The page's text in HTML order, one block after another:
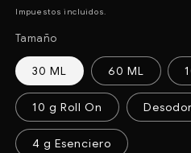
habitual
Impuestos incluidos.
Tamaño
30 ML 60 ML
10 g Roll On
4 g Esenciero